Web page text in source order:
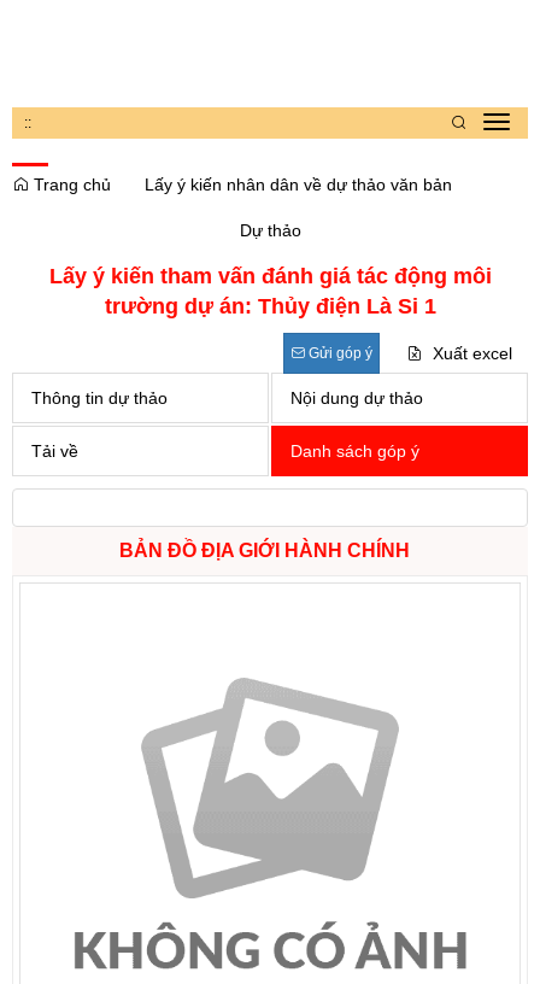
::
Trang chủ
Lấy ý kiến nhân dân về dự thảo văn bản
Dự thảo
Lấy ý kiến tham vấn đánh giá tác động môi
trường dự án: Thủy điện Là Si 1
Thông tin dự thảo Nội dung dự thảo
Tải về Danh sách góp ý
Gửi góp ý Xuất excel
BẢN ĐỒ ĐỊA GIỚI HÀNH CHÍNH